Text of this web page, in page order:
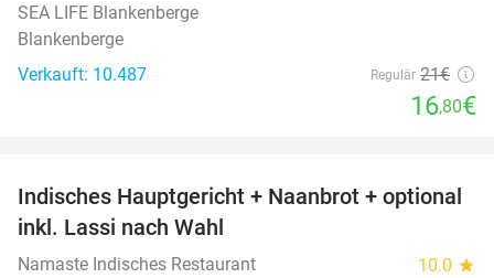
SEA LIFE Blankenberge
Blankenberge
Verkauft: 10.487
Regulär 21€
16,80€
35%
Indisches Hauptgericht + Naanbrot + optional
inkl. Lassi nach Wahl
Namaste Indisches Restaurant 10.0 star